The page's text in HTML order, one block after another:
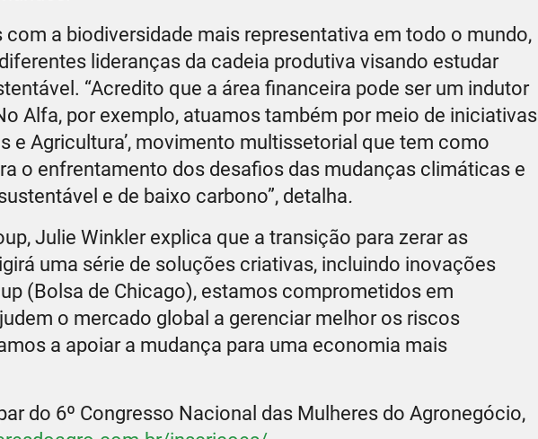
a biodiversidade mais representativa em todo o mundo,
lideranças da cadeia produtiva visando estudar
“Acredito que a área financeira pode ser um indutor
Alfa, por exemplo, atuamos também por meio de iniciativas
e Agricultura’, movimento multissetorial que tem como
o enfrentamento dos desafios das mudanças climáticas e
e de baixo carbono”, detalha.
Julie Winkler explica que a transição para zerar as
uma série de soluções criativas, incluindo inovações
(Bolsa de Chicago), estamos comprometidos em
o mercado global a gerenciar melhor os riscos
a apoiar a mudança para uma economia mais
do 6º Congresso Nacional das Mulheres do Agronegócio,